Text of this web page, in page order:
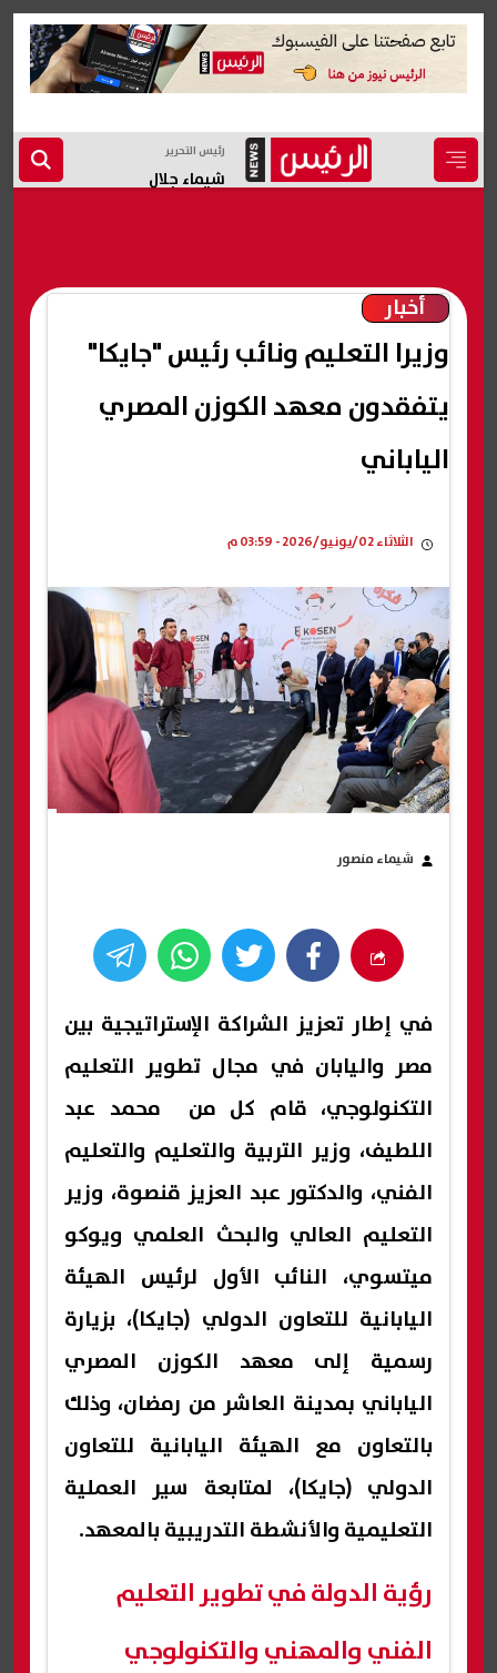
رئيس التحرير
شيماء جلال
أخبار
وزيرا التعليم ونائب رئيس "جايكا"
يتفقدون معهد الكوزن المصري
الياباني
الثلاثاء 02/يونيو/2026 - 03:59 م
شيماء منصور
في إطار تعزيز الشراكة الإستراتيجية بين
مصر واليابان في مجال تطوير التعليم
التكنولوجي، قام كل من محمد عبد
اللطيف، وزير التربية والتعليم والتعليم
الفني، والدكتور عبد العزيز قنصوة، وزير
التعليم العالي والبحث العلمي ويوكو
ميتسوي، النائب الأول لرئيس الهيئة
اليابانية للتعاون الدولي (جايكا)، بزيارة
رسمية إلى معهد الكوزن المصري
الياباني بمدينة العاشر من رمضان، وذلك
بالتعاون مع الهيئة اليابانية للتعاون
الدولي (جايكا)، لمتابعة سير العملية
التعليمية والأنشطة التدريبية بالمعهد.
رؤية الدولة في تطوير التعليم
الفني والمهني والتكنولوجي